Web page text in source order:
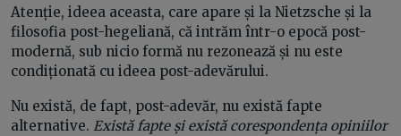
Atenție, ideea aceasta, care apare și la Nietzsche și la
filosofia post-hegeliană, că intrăm într-o epocă post-
modernă, sub nicio formă nu rezonează și nu este
condiționată cu ideea post-adevărului.
Nu există, de fapt, post-adevăr, nu există fapte
alternative. Există fapte și există corespondența opiniilor